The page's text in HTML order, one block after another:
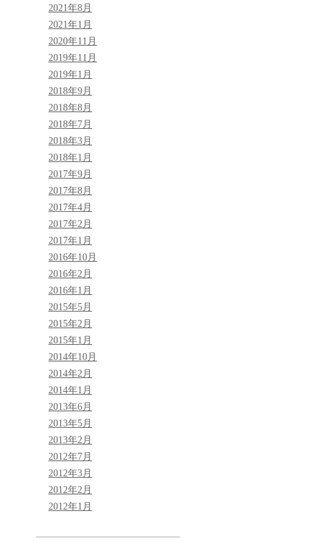
2021年8月
2021年1月
2020年11月
2019年11月
2019年1月
2018年9月
2018年8月
2018年7月
2018年3月
2018年1月
2017年9月
2017年8月
2017年4月
2017年2月
2017年1月
2016年10月
2016年2月
2016年1月
2015年5月
2015年2月
2015年1月
2014年10月
2014年2月
2014年1月
2013年6月
2013年5月
2013年2月
2012年7月
2012年3月
2012年2月
2012年1月